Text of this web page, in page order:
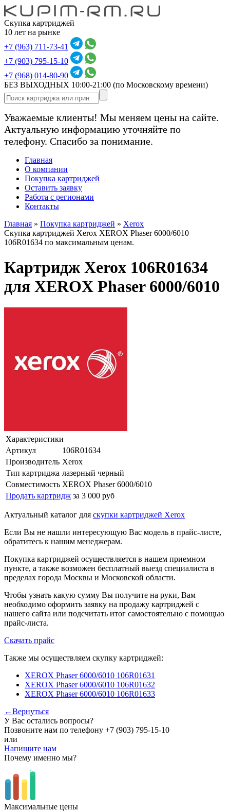
Скупка картриджей
10 лет на рынке
+7 (963) 711-73-41
+7 (903) 795-15-10
+7 (968) 014-80-90
БЕЗ ВЫХОДНЫХ 10:00-21:00 (по Московскому времени)
Уважаемые клиенты! Мы меняем цены на сайте.
Актуальную информацию уточняйте по
телефону. Спасибо за понимание.
Главная
О компании
Покупка картриджей
Оставить заявку
Работа с регионами
Контакты
Главная » Покупка картриджей » Xerox
Скупка картриджей Xerox XEROX Phaser 6000/6010
106R01634 по максимальным ценам.
Картридж Xerox 106R01634
для XEROX Phaser 6000/6010
Характеристики
Артикул
106R01634
Производитель Xerox
Тип картриджа лазерный черный
Совместимость XEROX Phaser 6000/6010
Продать картридж за 3 000 руб
Актуальный каталог для скупки картриджей Xerox
Если Вы не нашли интересующую Вас модель в прайс-листе,
обратитесь к нашим менеджерам.
Покупка картриджей осуществляется в нашем приемном
пункте, а также возможен бесплатный выезд специалиста в
пределах города Москвы и Московской области.
Чтобы узнать какую сумму Вы получите на руки, Вам
необходимо оформить заявку на продажу картриджей с
нашего сайта или подсчитать итог самостоятельно с помощью
прайс-листа.
Скачать прайс
Также мы осуществляем скупку картриджей:
XEROX Phaser 6000/6010 106R01631
XEROX Phaser 6000/6010 106R01632
XEROX Phaser 6000/6010 106R01633
←Вернуться
У Вас остались вопросы?
Позвоните нам по телефону +7 (903) 795-15-10
или
Напишите нам
Почему именно мы?
Максимальные цены